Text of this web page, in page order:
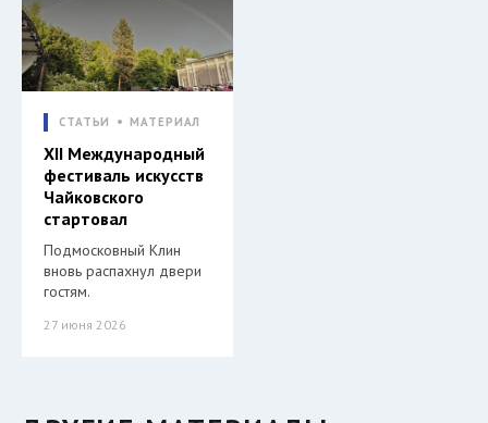
СТАТЬИ МАТЕРИАЛ
XII Международный
фестиваль искусств
Чайковского
стартовал
Подмосковный Клин
вновь распахнул двери
гостям.
27 июня 2026